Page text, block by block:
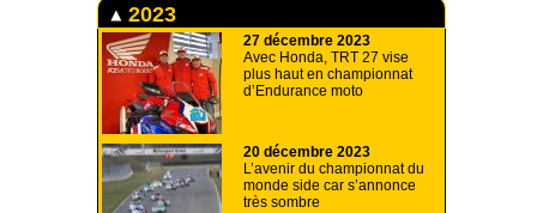
2023
27 décembre 2023
Avec Honda, TRT 27 vise
plus haut en championnat
d’Endurance moto
20 décembre 2023
L’avenir du championnat du
monde side car s’annonce
très sombre